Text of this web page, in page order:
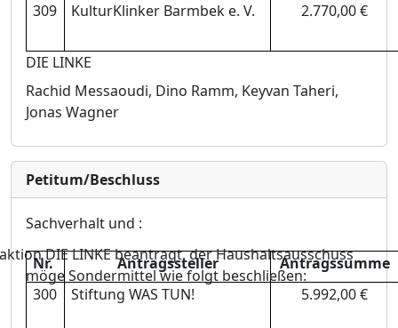
309 KulturKlinker Barmbek e. V. 2.770,00 €
DIE LINKE
Rachid Messaoudi, Dino Ramm, Keyvan Taheri,
Jonas Wagner
Petitum/Beschluss
Sachverhalt und :
DIE LINKE beantragt, der Haushaltsausschuss
möge Sondermittel wie folgt beschließen:
Nr. Antragssteller
Antragssumme
300
Stiftung WAS TUN! 5.992,00 €